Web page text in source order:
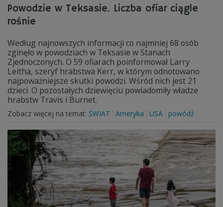
Powodzie w Teksasie. Liczba ofiar ciągle
rośnie
Według najnowszych informacji co najmniej 68 osób
zginęło w powodziach w Teksasie w Stanach
Zjednoczonych. O 59 ofiarach poinformował Larry
Leitha, szeryf hrabstwa Kerr, w którym odnotowano
najpoważniejsze skutki powodzi. Wśród nich jest 21
dzieci. O pozostałych dziewięciu powiadomiły władze
hrabstw Travis i Burnet.
Zobacz więcej na temat: ŚWIAT Ameryka USA powódź